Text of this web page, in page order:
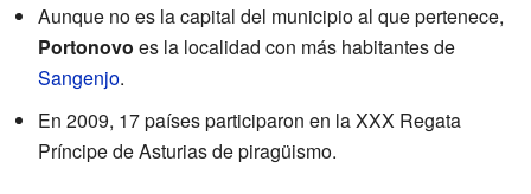
Aunque no es la capital del municipio al que pertenece,
Portonovo es la localidad con más habitantes de
Sangenjo.
En 2009, 17 países participaron en la XXX Regata
Príncipe de Asturias de piragüismo.